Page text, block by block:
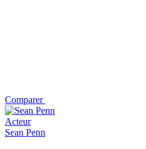
Comparer
Acteur
Sean Penn